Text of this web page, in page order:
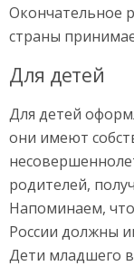
Окончательное
страны
Для детей
Для детей
они имеют
родителей,
Напоминаем,
России должны
Дети младшего